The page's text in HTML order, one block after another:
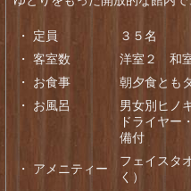
・ 定員
３５名
・ 客室数
洋室２ 和
・ お食事
朝夕食とも
・ お風呂
男女別ヒノ
ドライヤー
備付
・ アメニティー
フェイスタ
く）